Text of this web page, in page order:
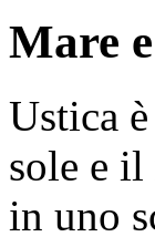
Mare
Ustica
sole e
in uno